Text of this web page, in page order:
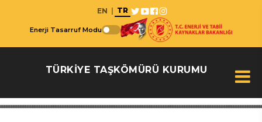
EN TR
Enerji Tasarruf Modu
TÜRKİYE TAŞKÖMÜRÜ KURUMU